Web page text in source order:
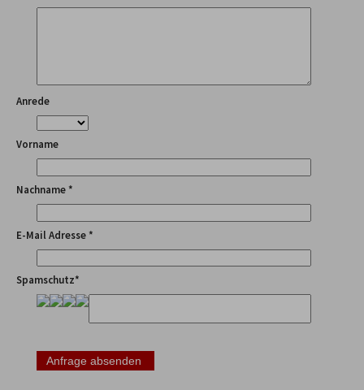
Anrede
Vorname
Nachname *
E-Mail Adresse *
Spamschutz*